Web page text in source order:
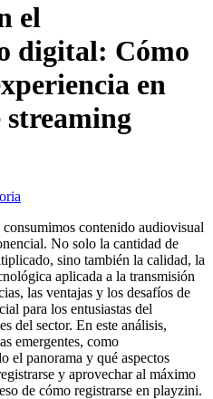
el
digital: Cómo
en
contenido audiovisual
No solo la cantidad de
sino también la calidad, la
aplicada a la transmisión
las ventajas y los desafíos de
para los entusiastas del
del sector. En este análisis,
emergentes, como
el panorama y qué aspectos
y aprovechar al máximo
de cómo registrarse en playzini.